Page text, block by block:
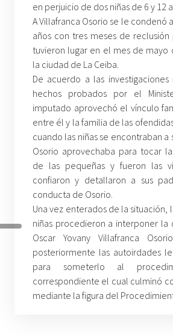
en perjuicio de dos niñas de 6 y 12
A Villafranca Osorio se le condenó
años con tres meses de
tuvieron lugar en el mes de mayo
la ciudad de La Ceiba.
De acuerdo a las
hechos probados por el
imputado aprovechó el vínculo
entre él y la familia de las
cuando las niñas se encontraban a
Osorio aprovechaba para tocar
de las pequeñas y fueron las
confiaron y detallaron a sus
conducta de Osorio.
Una vez enterados de la situación,
niñas procedieron a interponer la
Oscar Yovany Villafranca
posteriormente las autoirdades
para someterlo al
correspondiente el cual culminó
mediante la figura del